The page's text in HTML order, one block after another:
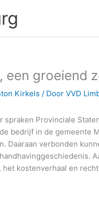
een groeiend
Kirkels / Door VVD
spraken Provinciale
bedrijf in de gemeente
Daaraan verbonden
het kostenverhaal en